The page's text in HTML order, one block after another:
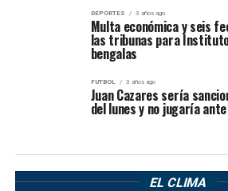
DEPORTES 3 años ago
Multa económica y seis
las tribunas para
bengalas
FUTBOL 3 años ago
Juan Cazares sería
del lunes y no jugaría
EL CLIMA